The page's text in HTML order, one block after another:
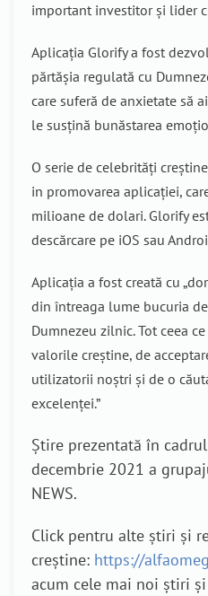
important investitor și lider
Aplicația Glorify a fost
părtășia regulată cu
care suferă de anxietate să
le susțină bunăstarea
O serie de celebrități
in promovarea aplicației,
milioane de dolari. Glorify
descărcare pe iOS sau
Aplicația a fost creată cu
din întreaga lume bucuria
Dumnezeu zilnic. Tot ceea
valorile creștine, de
utilizatorii noștri și de o
excelenței.”
Știre prezentată în
decembrie 2021 a
NEWS.
Click pentru alte știri și
creștine: https://
acum cele mai noi știri